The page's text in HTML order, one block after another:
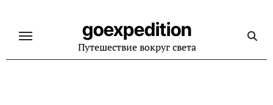
содержанию
goexpedition
Путешествие вокруг света